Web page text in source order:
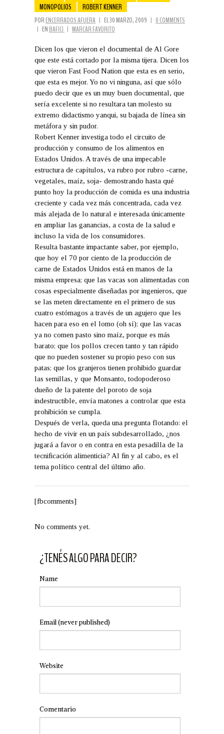
MONOPOLIOS
ROBERT KENNER
POR ENCERRADOS AFUERA | EL 30 MARZO, 2009 | 0 COMMENTS
| EN BAFICI | MARCAR FAVORITO
Dicen los que vieron el documental de Al Gore
que este está cortado por la misma tijera. Dicen los
que vieron Fast Food Nation que esta es en serio,
que esta es mejor. Yo no vi ninguna, así que sólo
puedo decir que es un muy buen documental, que
sería excelente si no resultara tan molesto su
extremo didactismo yanqui, su bajada de línea sin
metáfora y sin pudor.
Robert Kenner investiga todo el circuito de
producción y consumo de los alimentos en
Estados Unidos. A través de una impecable
estructura de capítulos, va rubro por rubro -carne,
vegetales, maíz, soja- demostrando hasta qué
punto hoy la producción de comida es una industria
creciente y cada vez más concentrada, cada vez
más alejada de lo natural e interesada únicamente
en ampliar las ganancias, a costa de la salud e
incluso la vida de los consumidores.
Resulta bastante impactante saber, por ejemplo,
que hoy el 70 por ciento de la producción de
carne de Estados Unidos está en manos de la
misma empresa; que las vacas son alimentadas con
cosas especialmente diseñadas por ingenieros, que
se las meten directamente en el primero de sus
cuatro estómagos a través de un agujero que les
hacen para eso en el lomo (oh sí); que las vacas
ya no comen pasto sino maíz, porque es más
barato; que los pollos crecen tanto y tan rápido
que no pueden sostener su propio peso con sus
patas; que los granjeros tienen prohibido guardar
las semillas, y que Monsanto, todopoderoso
dueño de la patente del poroto de soja
indestructible, envía matones a controlar que esta
prohibición se cumpla.
Después de verla, queda una pregunta flotando: el
hecho de vivir en un país subdesarrollado, ¿nos
jugará a favor o en contra en esta pesadilla de la
tecnificación alimenticia? Al fin y al cabo, es el
tema político central del último año.
[fbcomments]
No comments yet.
¿TENÉS ALGO PARA DECIR?
Name
Email(never published)
Website
Comentario